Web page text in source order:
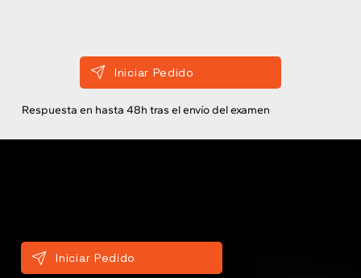
Iniciar Pedido
Respuesta en hasta 48h tras el envío del examen
Iniciar Pedido